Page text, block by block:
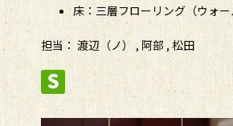
床：三層フローリング（ウォー
担当： 渡辺（ノ） , 阿部 , 松田